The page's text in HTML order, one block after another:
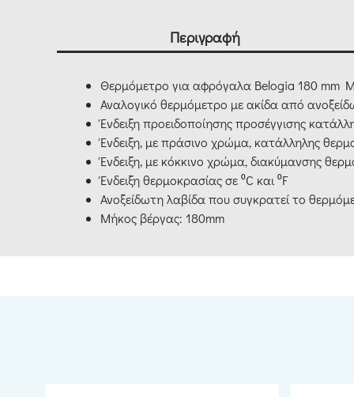
Περιγραφή
Θερμόμετρο για αφρόγαλα Belogia 180 mm
Αναλογικό θερμόμετρο με ακίδα από
Ένδειξη προειδοποίησης προσέγγισης
Ένδειξη, με πράσινο χρώμα, κατάλληλης
Ένδειξη, με κόκκινο χρώμα, διακύμανσης
Ένδειξη θερμοκρασίας σε ⁰C και ⁰F
Ανοξείδωτη λαβίδα που συγκρατεί το
Μήκος βέργας: 180mm